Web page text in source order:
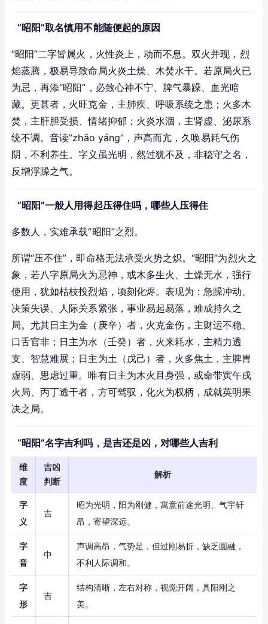
“昭阳”取名慎用不能随便起的原因
“昭阳”二字皆属火，火性炎上，动而不息。双火并现，烈
焰蒸腾，极易导致命局火炎土燥、木焚水干。若原局火已
为忌，再添“昭阳”，必致心神不宁、脾气暴躁、血光暗
藏。更甚者，火旺克金，主肺疾、呼吸系统之患；火多木
焚，主肝胆受损、情绪抑郁；火炎水涸，主肾虚、泌尿系
统不调。音读“zhāo yáng”，声高而亢，久唤易耗气伤
阴，不利养生。字义虽光明，然过犹不及，非稳守之名，
反增浮躁之气。
“昭阳”一般人用得起压得住吗，哪些人压得住
多数人，实难承载“昭阳”之烈。
所谓“压不住”，即命格无法承受火势之炽。“昭阳”为烈火之
象，若八字原局火为忌神，或木多生火、土燥无水，强行
使用，犹如枯枝投烈焰，顷刻化烬。表现为：急躁冲动、
决策失误、人际关系紧张，事业易起易落，难成持久之
局。尤其日主为金（庚辛）者，火克金伤，主财运不稳、
口舌官非；日主为水（壬癸）者，火来耗水，主精力透
支、智慧难展；日主为土（戊己）者，火多焦土，主脾胃
虚弱、思虑过重。唯有日主为木火且身强，或命带寅午戌
火局、丙丁透干者，方可驾驭，化火为权柄，成就英明果
决之局。
“昭阳”名字吉利吗，是吉还是凶，对哪些人吉利
维
度
吉凶
判断
解析
字
义
吉
昭为光明，阳为刚健，寓意前途光明、气宇轩
昂，寄望深远。
字
音
中
声调高昂，气势足，但过刚易折，缺乏圆融，
不利人际调和。
字
形
吉
结构清晰，左右对称，视觉开阔，具阳刚之
美。